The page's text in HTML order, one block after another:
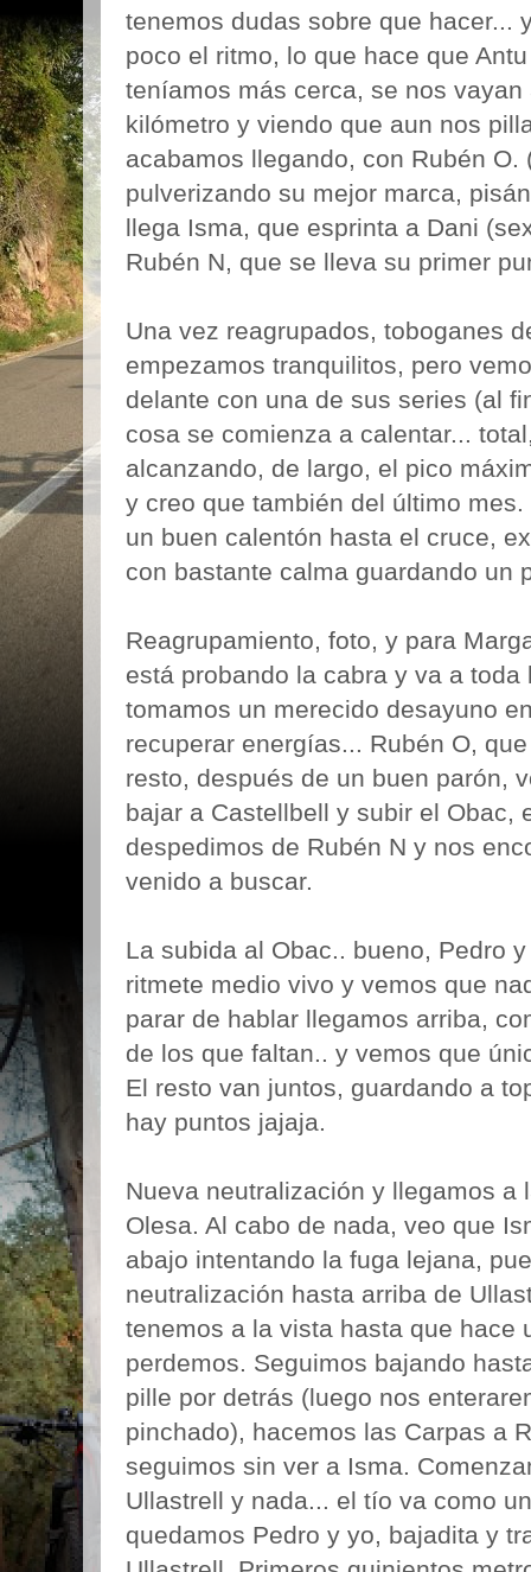
tenemos dudas sobre que hacer...
poco el ritmo, lo que hace que
teníamos más cerca, se nos
kilómetro y viendo que aun nos
acabamos llegando, con Rubén O.
pulverizando su mejor marca,
llega Isma, que esprinta a Dani
Rubén N, que se lleva su primer
Una vez reagrupados, toboganes
empezamos tranquilitos, pero
delante con una de sus series (al
cosa se comienza a calentar...
alcanzando, de largo, el pico
y creo que también del último
un buen calentón hasta el cruce,
con bastante calma guardando un
Reagrupamiento, foto, y para
está probando la cabra y va a
tomamos un merecido desayuno
recuperar energías... Rubén O,
resto, después de un buen parón,
bajar a Castellbell y subir el Obac,
despedimos de Rubén N y nos
venido a buscar.
La subida al Obac.. bueno, Pedro
ritmete medio vivo y vemos que
parar de hablar llegamos arriba,
de los que faltan.. y vemos que
El resto van juntos, guardando a
hay puntos jajaja.
Nueva neutralización y llegamos a
Olesa. Al cabo de nada, veo que
abajo intentando la fuga lejana,
neutralización hasta arriba de
tenemos a la vista hasta que hace
perdemos. Seguimos bajando
pille por detrás (luego nos
pinchado), hacemos las Carpas a
seguimos sin ver a Isma.
Ullastrell y nada... el tío va como
quedamos Pedro y yo, bajadita y